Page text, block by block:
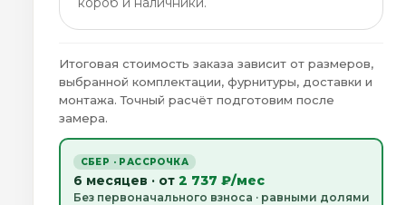
Итоговая стоимость заказа зависит от размеров,
выбранной комплектации, фурнитуры, доставки и
монтажа. Точный расчёт подготовим после
замера.
СБЕР · РАССРОЧКА
6 месяцев · от 2 737 ₽/мес
Без первоначального взноса · равными долями